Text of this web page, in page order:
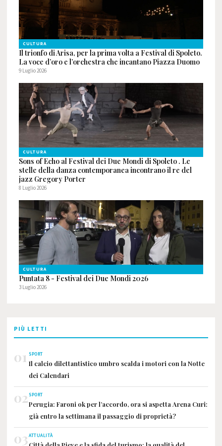
CULTURA
Il trionfo di Arisa, per la prima volta a Festival di Spoleto.
La voce d’oro e l’orchestra che incantano Piazza Duomo
9 Luglio 2026
CULTURA
Sons of Echo al Festival dei Due Mondi di Spoleto . Le
stelle della danza contemporanea incontrano il re del
jazz Gregory Porter
8 Luglio 2026
CULTURA
Puntata 8 - Festival dei Due Mondi 2026
3 Luglio 2026
PIÙ LETTI
01 SPORT
Il calcio dilettantistico umbro scalda i motori con la Notte
dei Calendari
02SPORT
Perugia: Faroni ok per l’accordo, ora si aspetta Arena Curi:
già entro la settimana il passaggio di proprietà?
03ATTUALITÀ